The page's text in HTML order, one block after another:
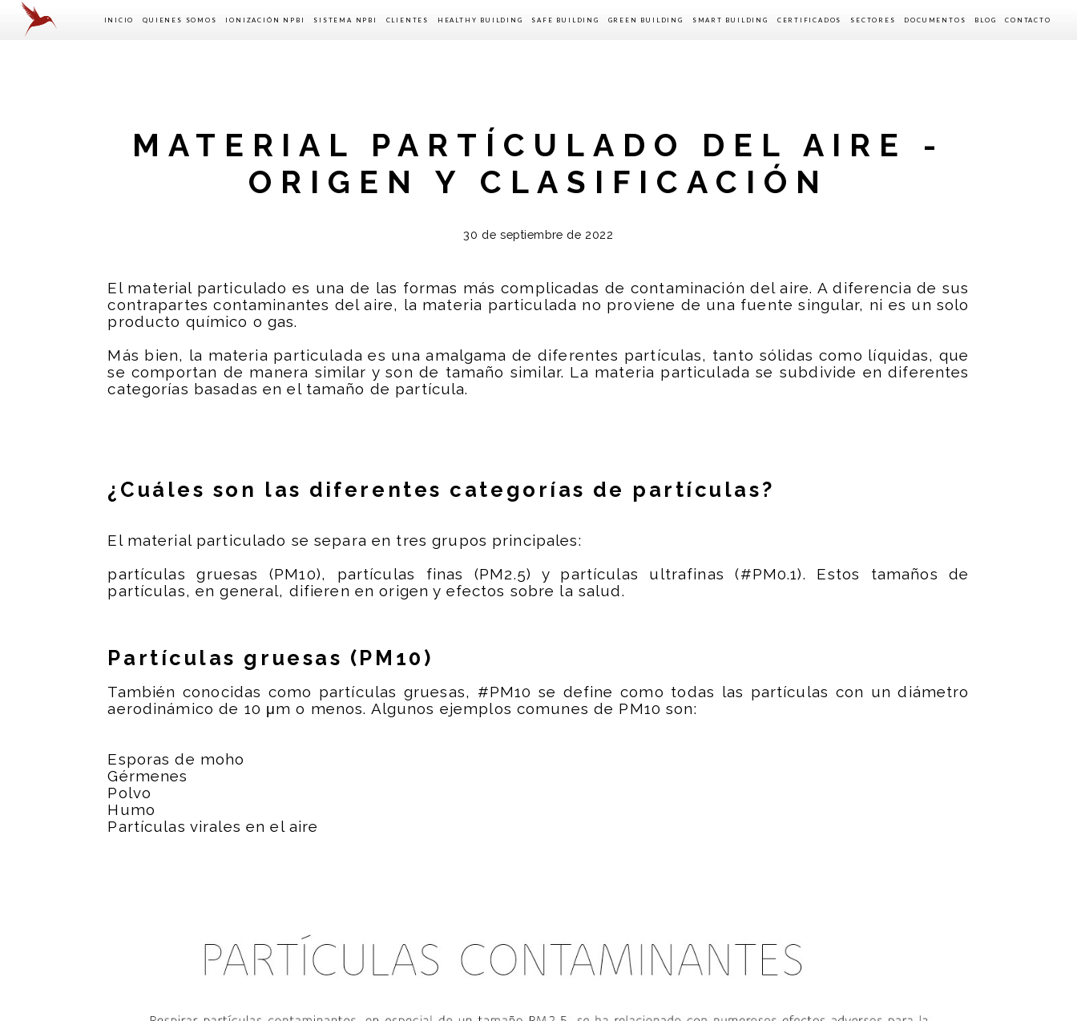
INICIO
QUIENES SOMOS
IONIZACIÓN NPBI
SISTEMA NPBI
CLIENTES
HEALTHY BUILDING SAFE BUILDING GREEN BUILDING
SMART BUILDING
CERTIFICADOS
SECTORES
DOCUMENTOS
BLOG CONTACTO
MATERIAL PARTÍCULADO DEL AIRE -
ORIGEN Y CLASIFICACIÓN
30 de septiembre de 2022
El material particulado es una de las formas más complicadas de contaminación del aire. A diferencia de sus
contrapartes contaminantes del aire, la materia particulada no proviene de una fuente singular, ni es un solo
producto químico o gas.
Más bien, la materia particulada es una amalgama de diferentes partículas, tanto sólidas como líquidas, que
se comportan de manera similar y son de tamaño similar. La materia particulada se subdivide en diferentes
categorías basadas en el tamaño de partícula.
¿Cuáles son las diferentes categorías de partículas?
El material particulado se separa en tres grupos principales:
partículas gruesas (PM10), partículas finas (PM2.5) y partículas ultrafinas (#PM0.1). Estos tamaños de
partículas, en general, difieren en origen y efectos sobre la salud.
Partículas gruesas (PM10)
También conocidas como partículas gruesas, #PM10 se define como todas las partículas con un diámetro
aerodinámico de 10 μm o menos. Algunos ejemplos comunes de PM10 son:
Esporas de moho
Gérmenes
Polvo
Humo
Partículas virales en el aire